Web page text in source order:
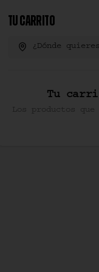
Tu Carrito
¿Dónde
Tu
Los productos que